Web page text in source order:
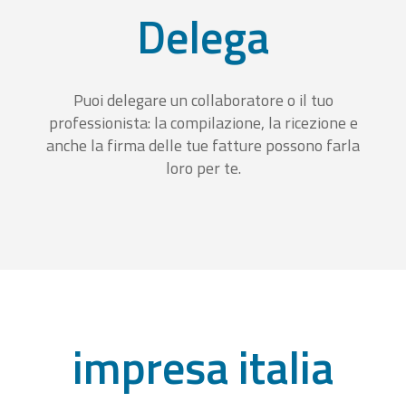
Delega
Puoi delegare un collaboratore o il tuo
professionista: la compilazione, la ricezione e
anche la firma delle tue fatture possono farla
loro per te.
impresa italia